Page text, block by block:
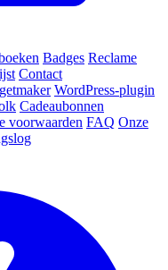
Badges Reclame
Contact
WordPress-plugin
Cadeaubonnen
voorwaarden FAQ Onze